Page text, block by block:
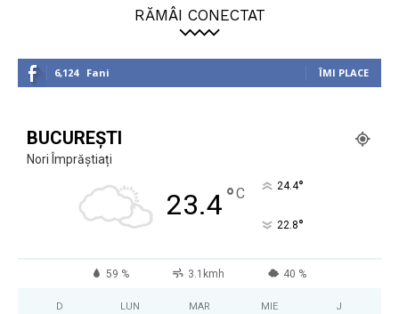
RĂMÂI CONECTAT
6,124 Fani ÎMI PLACE
BUCUREȘTI
Nori Împrăștiați
23.4°C 24.4°
22.8°
59 % 3.1kmh 40 %
D LUN MAR MIE J